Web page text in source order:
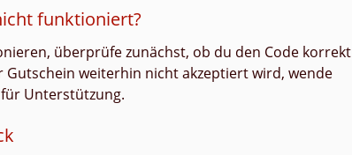
funktioniert?
überprüfe zunächst, ob du den Code korrekt
weiterhin nicht akzeptiert wird, wende
Unterstützung.